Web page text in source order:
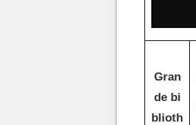
Gran
de bi
blioth